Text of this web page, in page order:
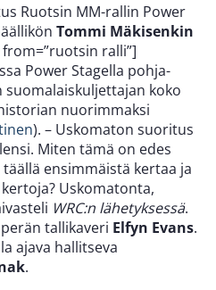
Ruotsin MM-rallin Power
Tommi Mäkisenkin
ralli”]
Power Stagella pohja-
suomalaiskuljettajan koko
nuorimmaksi
). – Uskomaton suoritus
Miten tämä on edes
ensimmäistä kertaa ja
Uskomatonta,
WRC:n lähetyksessä.
tallikaveri Elfyn Evans.
ajava hallitseva
.